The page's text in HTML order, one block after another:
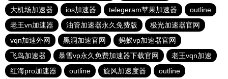
大机场加速器
ios加速器 telegeram苹果加速器
outline
老王vn加速器
油管加速器永久免费版
极光加速器官网
vqn加速外网
黑洞加速官网
蚂蚁vp加速器官网
飞鸟加速器
暴雪vp永久免费加速器下载官网
老王vqn加速
红海pro加速器
outline 旋风加速度器 outline